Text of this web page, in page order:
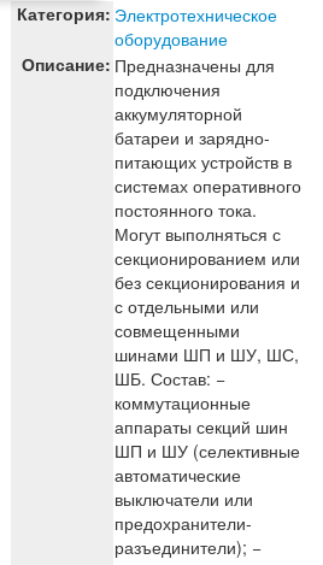
Категория: Электротехническое
оборудование
Описание: Предназначены для
подключения
аккумуляторной
батареи и зарядно-
питающих устройств в
системах оперативного
постоянного тока.
Могут выполняться с
секционированием или
без секционирования и
с отдельными или
совмещенными
шинами ШП и ШУ, ШС,
ШБ. Состав: −
коммутационные
аппараты секций шин
ШП и ШУ (селективные
автоматические
выключатели или
предохранители-
разъединители); −